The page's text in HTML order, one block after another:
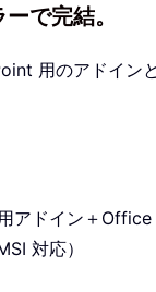
で完結。
用のアドイ
アドイン＋Office
対応）